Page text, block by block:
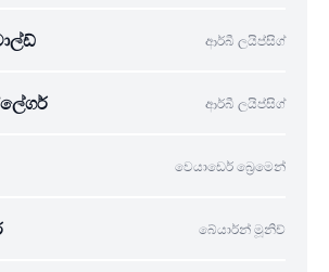
ආර්බී ලයිප්සිග්
ආර්බී ලයිප්සිග්
වෙයාඩෙර් බ්‍රෙමෙන්
බේයාර්න් මූනිච්